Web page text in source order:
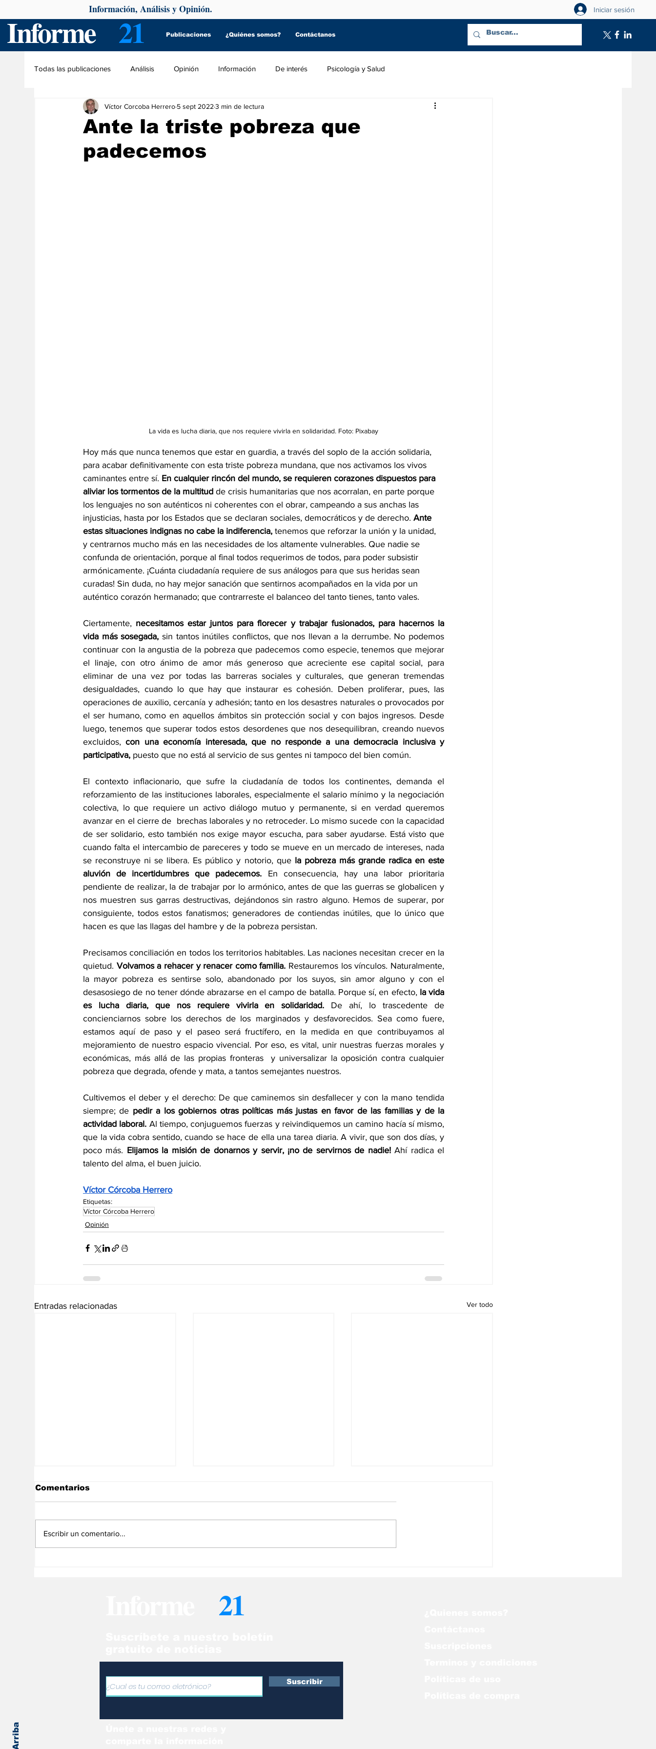
Informe 21 Publicaciones ¿Quiénes somos? Contáctanos
Información, Análisis y Opinión. Iniciar sesión
Todas las publicaciones Análisis Opinión Información De interés Psicología y Salud
Ante la triste pobreza que
padecemos
Víctor Corcoba Herrero 5 sept 2022 3 min de lectura
La vida es lucha diaria, que nos requiere vivirla en solidaridad. Foto: Pixabay
Hoy más que nunca tenemos que estar en guardia, a través del soplo de la acción solidaria,
para acabar definitivamente con esta triste pobreza mundana, que nos activamos los vivos
caminantes entre sí. En cualquier rincón del mundo, se requieren corazones dispuestos para
aliviar los tormentos de la multitud de crisis humanitarias que nos acorralan, en parte porque
los lenguajes no son auténticos ni coherentes con el obrar, campeando a sus anchas las
injusticias, hasta por los Estados que se declaran sociales, democráticos y de derecho. Ante
estas situaciones indignas no cabe la indiferencia, tenemos que reforzar la unión y la unidad,
y centrarnos mucho más en las necesidades de los altamente vulnerables. Que nadie se
confunda de orientación, porque al final todos requerimos de todos, para poder subsistir
armónicamente. ¡Cuánta ciudadanía requiere de sus análogos para que sus heridas sean
curadas! Sin duda, no hay mejor sanación que sentirnos acompañados en la vida por un
auténtico corazón hermanado; que contrarreste el balanceo del tanto tienes, tanto vales.
Ciertamente, necesitamos estar juntos para florecer y trabajar fusionados, para hacernos la
vida más sosegada, sin tantos inútiles conflictos, que nos llevan a la derrumbe. No podemos
continuar con la angustia de la pobreza que padecemos como especie, tenemos que mejorar
el linaje, con otro ánimo de amor más generoso que acreciente ese capital social, para
eliminar de una vez por todas las barreras sociales y culturales, que generan tremendas
desigualdades, cuando lo que hay que instaurar es cohesión. Deben proliferar, pues, las
operaciones de auxilio, cercanía y adhesión; tanto en los desastres naturales o provocados por
el ser humano, como en aquellos ámbitos sin protección social y con bajos ingresos. Desde
luego, tenemos que superar todos estos desordenes que nos desequilibran, creando nuevos
excluidos, con una economía interesada, que no responde a una democracia inclusiva y
participativa, puesto que no está al servicio de sus gentes ni tampoco del bien común.
El contexto inflacionario, que sufre la ciudadanía de todos los continentes, demanda el
reforzamiento de las instituciones laborales, especialmente el salario mínimo y la negociación
colectiva, lo que requiere un activo diálogo mutuo y permanente, si en verdad queremos
avanzar en el cierre de  brechas laborales y no retroceder. Lo mismo sucede con la capacidad
de ser solidario, esto también nos exige mayor escucha, para saber ayudarse. Está visto que
cuando falta el intercambio de pareceres y todo se mueve en un mercado de intereses, nada
se reconstruye ni se libera. Es público y notorio, que la pobreza más grande radica en este
aluvión de incertidumbres que padecemos. En consecuencia, hay una labor prioritaria
pendiente de realizar, la de trabajar por lo armónico, antes de que las guerras se globalicen y
nos muestren sus garras destructivas, dejándonos sin rastro alguno. Hemos de superar, por
consiguiente, todos estos fanatismos; generadores de contiendas inútiles, que lo único que
hacen es que las llagas del hambre y de la pobreza persistan.
Precisamos conciliación en todos los territorios habitables. Las naciones necesitan crecer en la
quietud. Volvamos a rehacer y renacer como familia. Restauremos los vínculos. Naturalmente,
la mayor pobreza es sentirse solo, abandonado por los suyos, sin amor alguno y con el
desasosiego de no tener dónde abrazarse en el campo de batalla. Porque sí, en efecto, la vida
es lucha diaria, que nos requiere vivirla en solidaridad. De ahí, lo trascedente de
concienciarnos sobre los derechos de los marginados y desfavorecidos. Sea como fuere,
estamos aquí de paso y el paseo será fructífero, en la medida en que contribuyamos al
mejoramiento de nuestro espacio vivencial. Por eso, es vital, unir nuestras fuerzas morales y
económicas, más allá de las propias fronteras  y universalizar la oposición contra cualquier
pobreza que degrada, ofende y mata, a tantos semejantes nuestros.
Cultivemos el deber y el derecho: De que caminemos sin desfallecer y con la mano tendida
siempre; de pedir a los gobiernos otras políticas más justas en favor de las familias y de la
actividad laboral. Al tiempo, conjuguemos fuerzas y reivindiquemos un camino hacía sí mismo,
que la vida cobra sentido, cuando se hace de ella una tarea diaria. A vivir, que son dos días, y
poco más. Elijamos la misión de donarnos y servir, ¡no de servirnos de nadie! Ahí radica el
talento del alma, el buen juicio.
Víctor Córcoba Herrero
Etiquetas:
Víctor Córcoba Herrero
Opinión
Entradas relacionadas Ver todo
Comentarios
Escribir un comentario...
21
Suscribir